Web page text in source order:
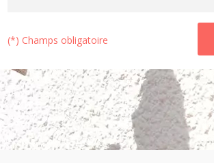
(*) Champs obligatoire